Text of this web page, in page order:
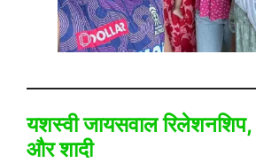
यशस्वी जायसवाल रिलेशनशिप,
और शादी